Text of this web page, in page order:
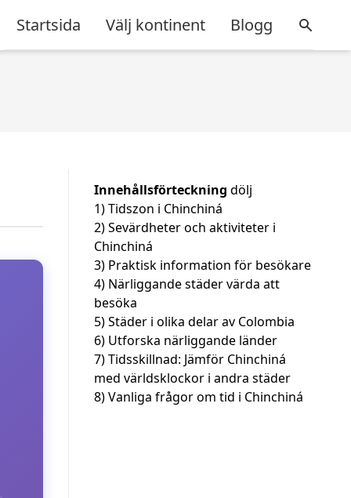
Startsida Välj kontinent Blogg
Innehållsförteckning dölj
1)Tidszon i Chinchiná
2)Sevärdheter och aktiviteter i
Chinchiná
3) Praktisk information för besökare
4) Närliggande städer värda att
besöka
5)Städer i olika delar av Colombia
6) Utforska närliggande länder
7)Tidsskillnad: Jämför Chinchiná
med världsklockor i andra städer
8)Vanliga frågor om tid i Chinchiná